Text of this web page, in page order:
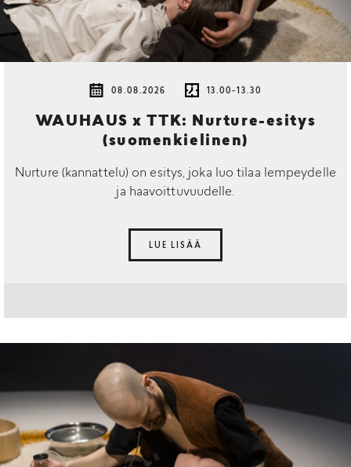
08.08.2026 13.00-13.30
WAUHAUS x TTK: Nurture-esitys
(suomenkielinen)
Nurture (kannattelu) on esitys, joka luo tilaa lempeydelle
ja haavoittuvuudelle.
LUE LISÄÄ